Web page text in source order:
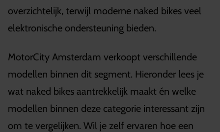
overzichtelijk, terwijl moderne naked bikes veel
elektronische ondersteuning bieden.
MotorCity Amsterdam verkoopt verschillende
modellen binnen dit segment. Hieronder lees je
wat naked bikes aantrekkelijk maakt én welke
modellen binnen deze categorie interessant zijn
om te vergelijken. Wil je zelf ervaren hoe een